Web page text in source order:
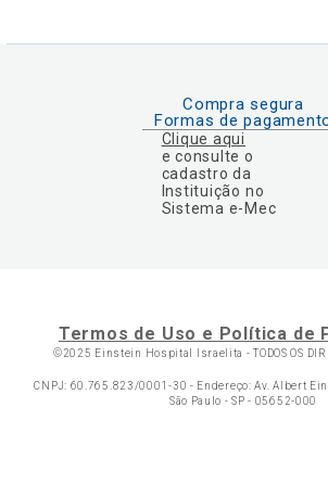
Compra segura
Formas de
Clique aqui
e consulte o
cadastro da
Instituição no
Sistema e-Mec
Termos de Uso e Política de
©2025 Einstein Hospital Israelita -TODOS OS
CNPJ: 60.765.823/0001-30 - Endereço: Av. Albert
São Paulo - SP - 05652-000